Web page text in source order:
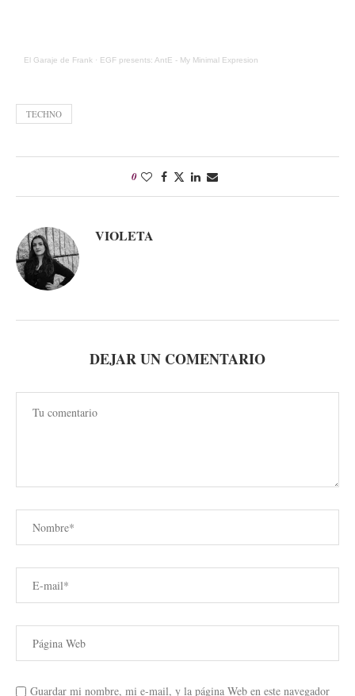
El Garaje de Frank · EGF presents: AntE - My Minimal Expresion
TECHNO
0
VIOLETA
DEJAR UN COMENTARIO
Guardar mi nombre, mi e-mail, y la página Web en este navegador